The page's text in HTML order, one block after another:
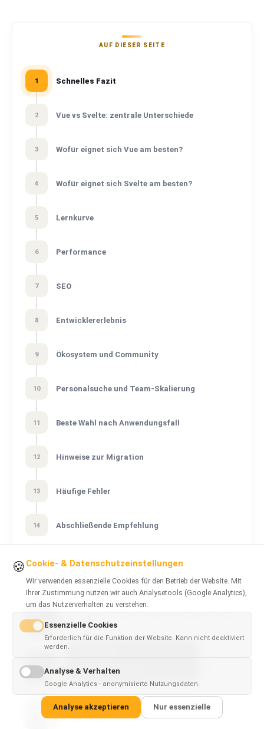
AUF DIESER SEITE
1 Schnelles Fazit
2 Vue vs Svelte: zentrale Unterschiede
3 Wofür eignet sich Vue am besten?
4 Wofür eignet sich Svelte am besten?
5 Lernkurve
6 Performance
7 SEO
8 Entwicklererlebnis
9 Ökosystem und Community
10 Personalsuche und Team-Skalierung
11 Beste Wahl nach Anwendungsfall
12 Hinweise zur Migration
13 Häufige Fehler
14 Abschließende Empfehlung
VERWANDTE ARTIKEL
React vs Vue: Welches Frontend-Framework sollten
Sie wählen?
React vs Svelte: Was sollten Sie 2026 nutzen?
Vue vs Angular: Welches Framework passt besser
zu Ihrem Team?
available inEnglish
🍪 Cookie- & Datenschutzeinstellungen
Wir verwenden essenzielle Cookies für den Betrieb der Website. Mit
Ihrer Zustimmung nutzen wir auch Analysetools (Google Analytics),
um das Nutzerverhalten zu verstehen.
Essenzielle Cookies
Erforderlich für die Funktion der Website. Kann nicht deaktiviert
werden.
Analyse & Verhalten
Google Analytics - anonymisierte Nutzungsdaten.
Analyse akzeptieren Nur essenzielle